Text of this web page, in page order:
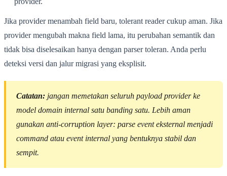
Jika provider menambah field baru, tolerant reader cukup aman. Jika
provider mengubah makna field lama, itu perubahan semantik dan
tidak bisa diselesaikan hanya dengan parser toleran. Anda perlu
deteksi versi dan jalur migrasi yang eksplisit.
Catatan: jangan memetakan seluruh payload provider ke
model domain internal satu banding satu. Lebih aman
gunakan anti-corruption layer: parse event eksternal menjadi
command atau event internal yang bentuknya stabil dan
sempit.